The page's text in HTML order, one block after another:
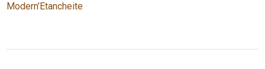
Modern’Etancheite